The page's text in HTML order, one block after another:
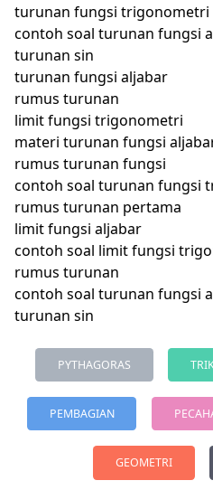
turunan fungsi trigonometri
contoh soal turunan fungsi
turunan sin
turunan fungsi aljabar
rumus turunan
limit fungsi trigonometri
materi turunan fungsi
rumus turunan fungsi
contoh soal turunan fungsi
rumus turunan pertama
limit fungsi aljabar
contoh soal limit fungsi
rumus turunan
contoh soal turunan fungsi
turunan sin
PYTHAGORAS
PEMBAGIAN
GEOMETRI